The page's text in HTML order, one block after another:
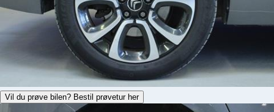
Vil du prøve bilen? Bestil prøvetur her